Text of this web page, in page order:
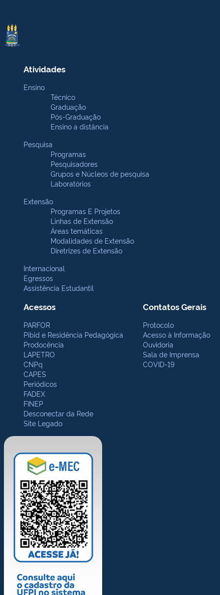
Atividades
Ensino
Técnico
Graduação
Pós-Graduação
Ensino a distância
Pesquisa
Programas
Pesquisadores
Grupos e Núcleos de pesquisa
Laboratórios
Extensão
Programas E Projetos
Linhas de Extensão
Áreas temáticas
Modalidades de Extensão
Diretrizes de Extensão
Internacional
Egressos
Assistência Estudantil
Acessos
PARFOR
Pibid e Residência Pedagógica
Prodocência
LAPETRO
CNPq
CAPES
Periódicos
FADEX
FINEP
Desconectar da Rede
Site Legado
Contatos Gerais
Protocolo
Acesso à Informação
Ouvidoria
Sala de Imprensa
COVID-19